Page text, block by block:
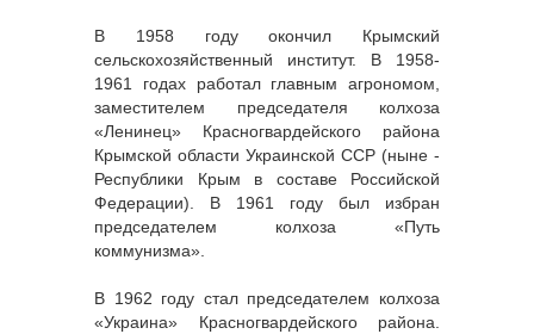
В 1958 году окончил Крымский
сельскохозяйственный институт. В 1958-
1961 годах работал главным агрономом,
заместителем председателя колхоза
«Ленинец» Красногвардейского района
Крымской области Украинской ССР (ныне -
Республики Крым в составе Российской
Федерации). В 1961 году был избран
председателем колхоза «Путь
коммунизма».
В 1962 году стал председателем колхоза
«Украина» Красногвардейского района.